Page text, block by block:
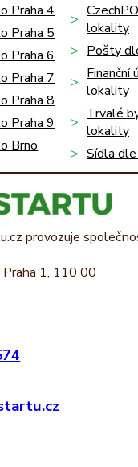
Praha 4
Praha 5
Praha 6
Praha 7
Praha 8
Praha 9
Brno
lokality
Pošty
Finanční
lokality
Trvalé
lokality
Sídla
provozuje
1, 110 00